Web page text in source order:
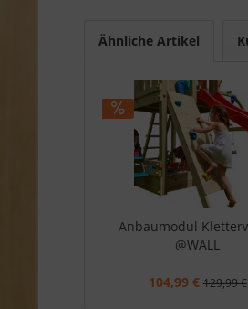
Ähnliche Artikel
Anbaumodul
@WALL
104,99 € 129,99 €